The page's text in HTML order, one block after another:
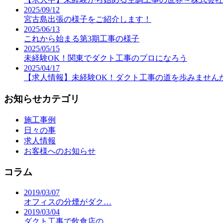
2025/09/12
宮古島出張の様子をご紹介します！
2025/06/13
これから始まる第3期工事の様子
2025/05/15
未経験OK！関東でダクト工事のプロになろう
2025/04/17
【求人情報】未経験OK！ダクト工事の道を歩みません
お知らせカテゴリ
施工事例
日々の事
求人情報
お客様へのお知らせ
コラム
2019/03/07
オフィスの分煙がダク…
2019/03/04
ダクト工事で飲食店の…